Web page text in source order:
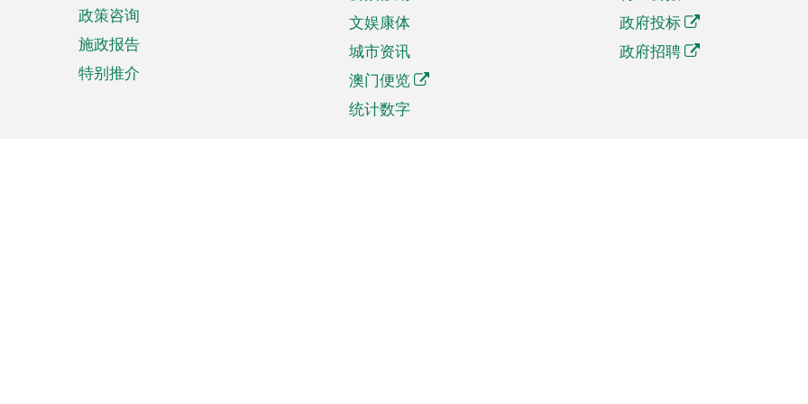
政策咨询
施政报告
特别推介
文娱康体
城市资讯
澳门便览
统计数字
政府投标
政府招聘